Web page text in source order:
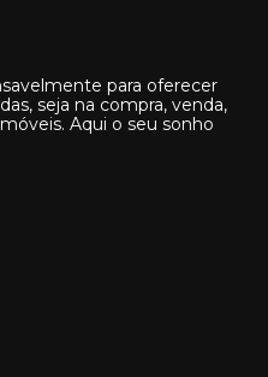
para oferecer
seja na compra, venda,
Aqui o seu sonho